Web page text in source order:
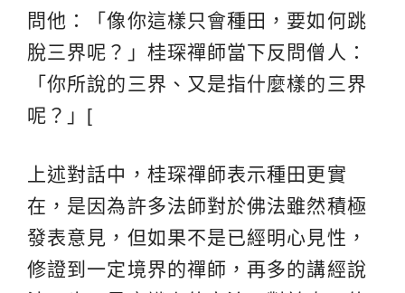
問他：「像你這樣只會種田，要如何跳
脫三界呢？」桂琛禪師當下反問僧人：
「你所說的三界、又是指什麼樣的三界
呢？」[
上述對話中，桂琛禪師表示種田更實
在，是因為許多法師對於佛法雖然積極
發表意見，但如果不是已經明心見性，
修證到一定境界的禪師，再多的講經說